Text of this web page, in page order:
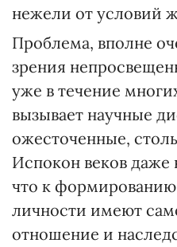
нежели от условий
Проблема, вполне
зрения
уже в течение
вызывает научные
ожесточенные,
Испокон веков даже
что к
личности имеют
отношение и